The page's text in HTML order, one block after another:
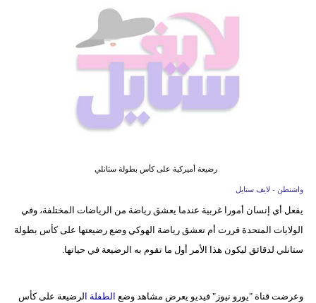
رضيعة أميركية على كأس بطولة ستانلي
واشنطن - لايف ستايل
يفعل أي إنسان أمورا غربية عندما يعشق رياضة من الرياضات المختلفة، وفي
الولايات المتحدة قررت أم تعشق رياضة الهوكي وضع رضيعتها على كأس بطولة
ستانلي لدقائق ليكون هذا الأمر أول ما تقوم به الرضيعة في حياتها.
وعرضت قناة "يورو نيوز" فيديو يعرض مشاهد وضع الطفلة الرضيعة على كأس